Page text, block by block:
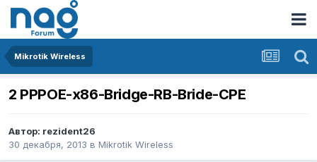
Mikrotik Wireless
2 PPPOE-x86-Bridge-RB-Bride-CPE
Автор: rezident26
30 декабря, 2013 в Mikrotik Wireless